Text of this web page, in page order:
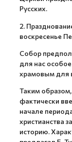
Русских.
2.
воскресенье
Собор
для нас
храмовым для
Таким
фактически
начале
христианства
историю.